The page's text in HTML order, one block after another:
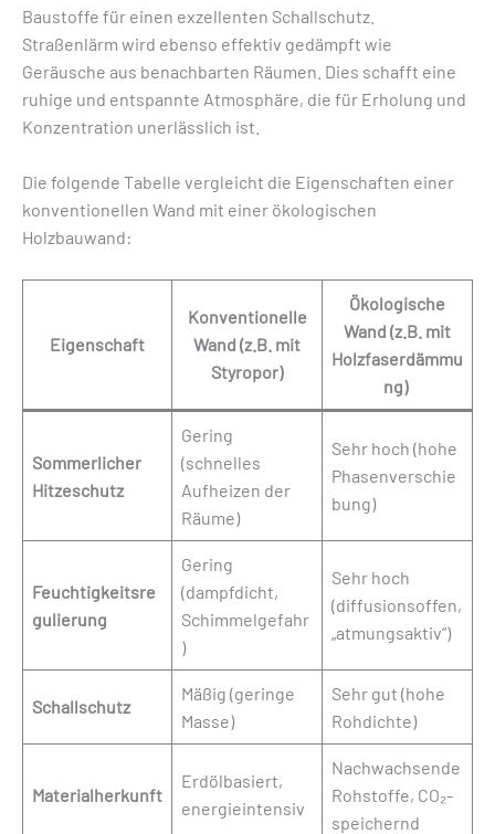
Baustoffe für einen exzellenten Schallschutz.
Straßenlärm wird ebenso effektiv gedämpft wie
Geräusche aus benachbarten Räumen. Dies schafft eine
ruhige und entspannte Atmosphäre, die für Erholung und
Konzentration unerlässlich ist.
Die folgende Tabelle vergleicht die Eigenschaften einer
konventionellen Wand mit einer ökologischen
Holzbauwand:
Eigenschaft
Konventionelle
Wand (z.B. mit
Styropor)
Ökologische
Wand (z.B. mit
Holzfaserdämmu
ng)
Sommerlicher
Hitzeschutz
Gering
(schnelles
Aufheizen der
Räume)
Sehr hoch (hohe
Phasenverschie
bung)
Feuchtigkeitsre
gulierung
Gering
(dampfdicht,
Schimmelgefahr
)
Sehr hoch
(diffusionsoffen,
„atmungsaktiv“)
Schallschutz
Mäßig (geringe
Masse)
Sehr gut (hohe
Rohdichte)
Materialherkunft
Erdölbasiert,
energieintensiv
Nachwachsende
Rohstoffe, CO₂-
speichernd